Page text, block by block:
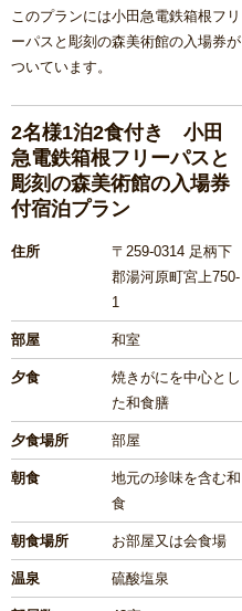
このプランには小田急電鉄箱根フリ
ーパスと彫刻の森美術館の入場券が
ついています。
2名様1泊2食付き 小田
急電鉄箱根フリーパスと
彫刻の森美術館の入場券
付宿泊プラン
住所
〒259-0314 足柄下
郡湯河原町宮上750-
1
部屋 和室
夕食
焼きがにを中心とし
た和食膳
夕食場所 部屋
朝食
地元の珍味を含む和
食
朝食場所 お部屋又は会食場
温泉 硫酸塩泉